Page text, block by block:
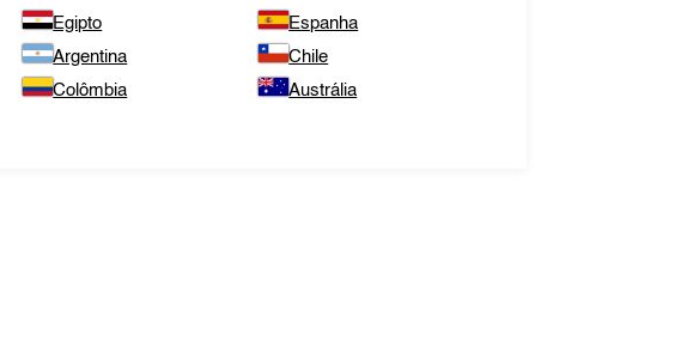
Egipto
Espanha
Argentina
Chile
Colômbia
Austrália